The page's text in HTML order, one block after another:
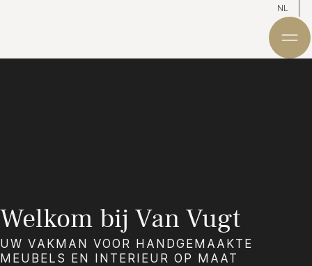
NL
Welkom bij Van Vugt
UW VAKMAN VOOR HANDGEMAAKTE
MEUBELS EN INTERIEUR OP MAAT